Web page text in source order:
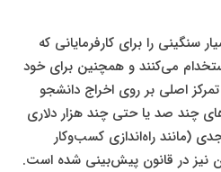
سنگینی را برای کارفرمایانی که
می‌کنند و همچنین برای خود
اصلی بر روی اخراج دانشجو
چند صد یا حتی چند هزار دلاری
(مانند راه‌اندازی کسب‌وکار
نیز در قانون پیش‌بینی شده است.